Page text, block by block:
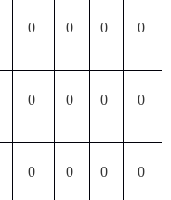
0 0 0 0
0 0 0 0
0 0 0 0